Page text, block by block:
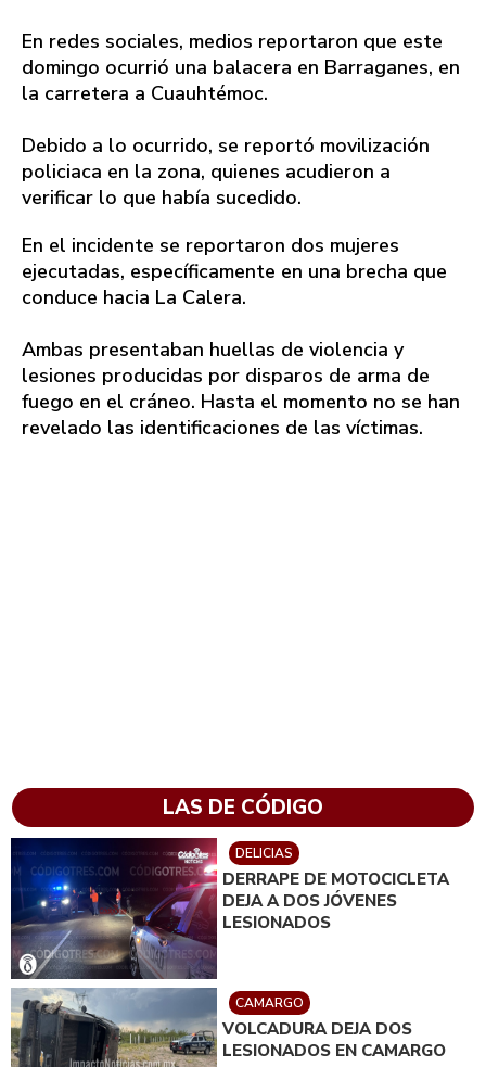
En redes sociales, medios reportaron que este
domingo ocurrió una balacera en Barraganes, en
la carretera a Cuauhtémoc.
Debido a lo ocurrido, se reportó movilización
policiaca en la zona, quienes acudieron a
verificar lo que había sucedido.
En el incidente se reportaron dos mujeres
ejecutadas, específicamente en una brecha que
conduce hacia La Calera.
Ambas presentaban huellas de violencia y
lesiones producidas por disparos de arma de
fuego en el cráneo. Hasta el momento no se han
revelado las identificaciones de las víctimas.
LAS DE CÓDIGO
DELICIAS
DERRAPE DE MOTOCICLETA
DEJA A DOS JÓVENES
LESIONADOS
CAMARGO
VOLCADURA DEJA DOS
LESIONADOS EN CAMARGO